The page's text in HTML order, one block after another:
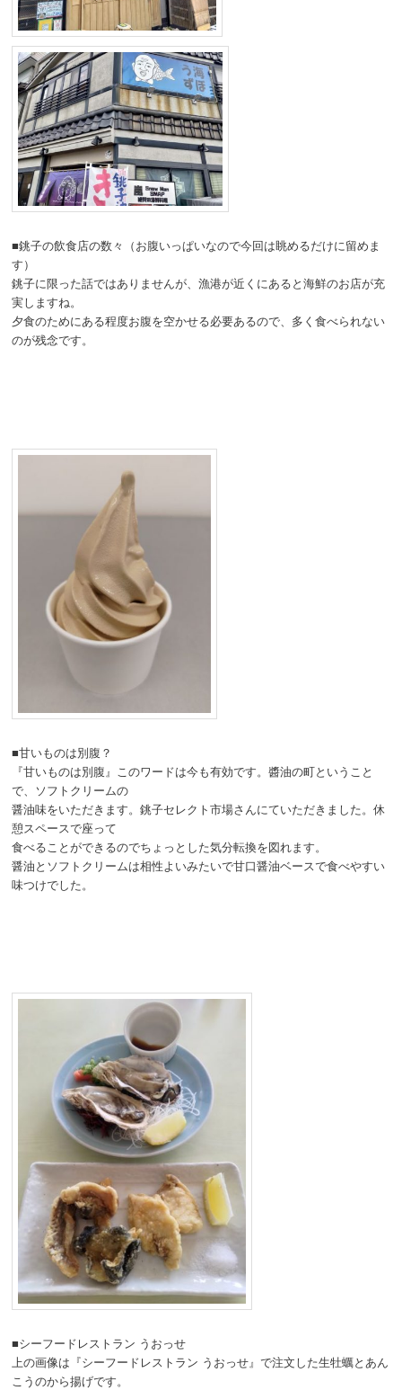
■銚子の飲食店の数々（お腹いっぱいなので今回は眺めるだけに留めま
す）
銚子に限った話ではありませんが、漁港が近くにあると海鮮のお店が充
実しますね。
夕食のためにある程度お腹を空かせる必要あるので、多く食べられない
のが残念です。
■甘いものは別腹？
『甘いものは別腹』このワードは今も有効です。醬油の町ということ
で、ソフトクリームの
醤油味をいただきます。銚子セレクト市場さんにていただきました。休
憩スペースで座って
食べることができるのでちょっとした気分転換を図れます。
醤油とソフトクリームは相性よいみたいで甘口醤油ベースで食べやすい
味つけでした。
■シーフードレストラン うおっせ
上の画像は『シーフードレストラン うおっせ』で注文した生牡蠣とあん
こうのから揚げです。